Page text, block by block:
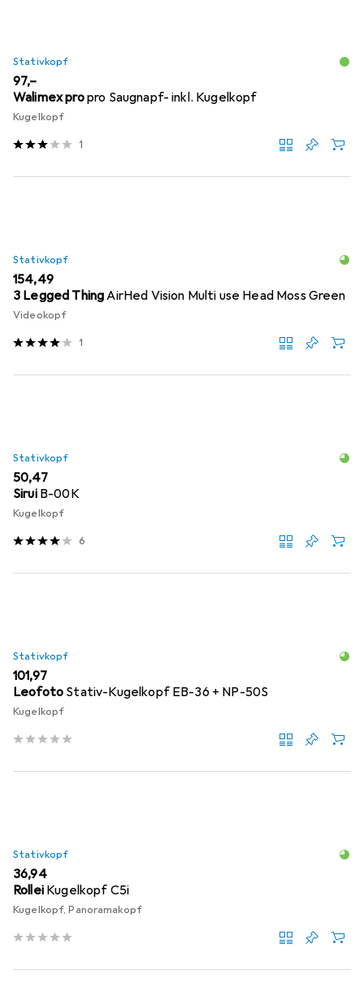
Stativkopf
EUR
97,–
Walimex propro Saugnapf- inkl. Kugelkopf
Kugelkopf
1
Stativkopf
EUR
154,49
3 Legged ThingAirHed Vision Multi use Head Moss Green
Videokopf
1
Stativkopf
EUR
50,47
Sirui B-00K
Kugelkopf
6
Stativkopf
EUR
101,97
Leofoto Stativ-Kugelkopf EB-36 + NP-50S
Kugelkopf
Stativkopf
EUR
36,94
Rollei Kugelkopf C5i
Kugelkopf, Panoramakopf